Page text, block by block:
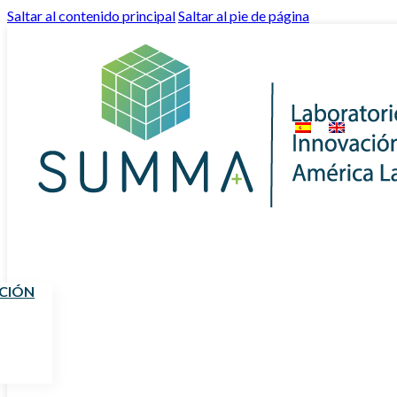
Saltar al contenido principalSaltar al pie de página